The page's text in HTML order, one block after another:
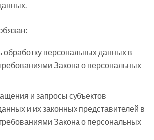
обработку персональных данных в
Закона о персональных
и запросы субъектов
и их законных представителей в
Закона о персональных